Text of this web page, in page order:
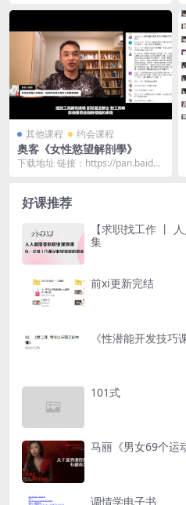
其他课程 约会课程
奥客《女性慾望解剖學》
下载地址 链接：https://pan.baidu.
好课推荐
【求职找工作 丨
集
前xi更新完结
《性潜能开发技巧
101式
马丽《男女69个运
调情学电子书